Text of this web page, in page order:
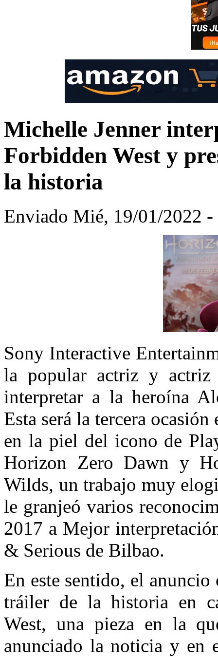
Michelle Jenner
Forbidden West y
la historia
Enviado Mié, 19/01/2022
Sony Interactive
la popular actriz y actriz
interpretar a la heroína
Esta será la tercera
en la piel del icono de
Horizon Zero Dawn y
Wilds, un trabajo muy
le granjeó varios
2017 a Mejor
& Serious de Bilbao.
En este sentido, el
tráiler de la historia en
West, una pieza en la
anunciado la noticia y en